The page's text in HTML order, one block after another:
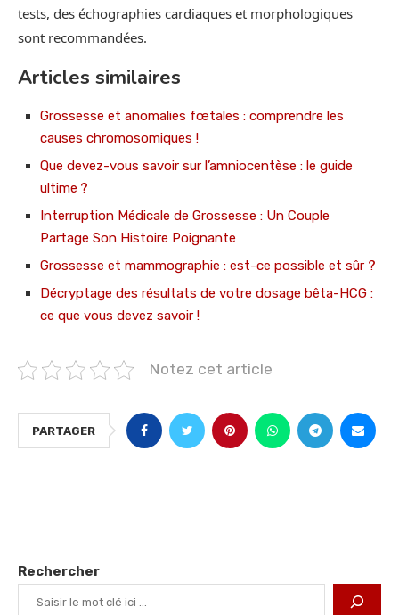
tests, des échographies cardiaques et morphologiques
sont recommandées.
Articles similaires
Grossesse et anomalies fœtales : comprendre les
causes chromosomiques !
Que devez-vous savoir sur l’amniocentèse : le guide
ultime ?
Interruption Médicale de Grossesse : Un Couple
Partage Son Histoire Poignante
Grossesse et mammographie : est-ce possible et sûr ?
Décryptage des résultats de votre dosage bêta-HCG :
ce que vous devez savoir !
Notez cet article
PARTAGER
Rechercher